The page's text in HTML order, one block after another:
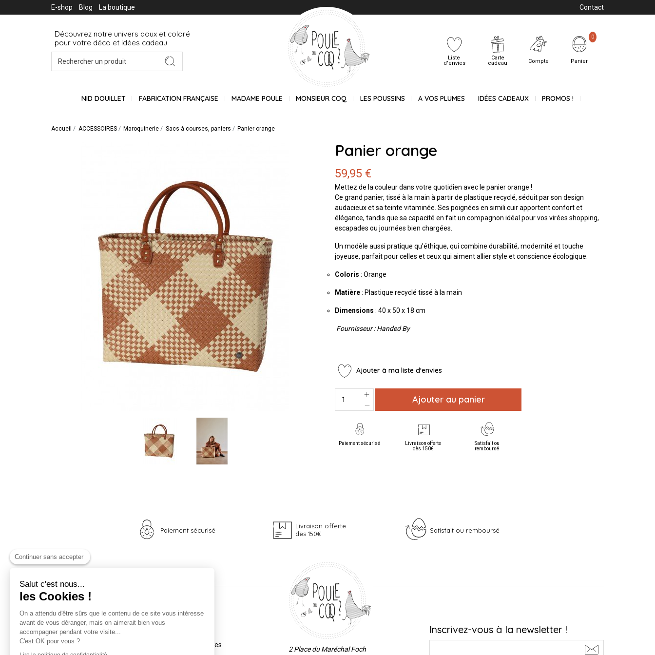
E-shop Blog La boutique Contact
Découvrez notre univers doux et coloré
pour votre déco et idées cadeau
Liste
d'envies
Carte
cadeau
Compte Panier
0
NID DOUILLET FABRICATION FRANÇAISE MADAME POULE MONSIEUR COQ LES POUSSINS A VOS PLUMES IDÉES CADEAUX PROMOS !
Accueil ACCESSOIRES Maroquinerie Sacs à courses, paniers Panier orange
Panier orange
59,95 €
Mettez de la couleur dans votre quotidien avec le panier orange !
Ce grand panier, tissé à la main à partir de plastique recyclé, séduit par son design
audacieux et sa teinte vitaminée. Ses poignées en simili cuir apportent confort et
élégance, tandis que sa capacité en fait un compagnon idéal pour vos virées shopping,
escapades ou journées bien chargées.
Un modèle aussi pratique qu’éthique, qui combine durabilité, modernité et touche
joyeuse, parfait pour celles et ceux qui aiment allier style et conscience écologique.
Coloris : Orange
Matière: Plastique recyclé tissé à la main
Dimensions : 40 x 50 x 18 cm
Fournisseur : Handed By
Ajouter à ma liste d'envies
Ajouter au panier
Paiement sécurisé
Livraison offerte
dès 150€
Satisfait ou
remboursé
Paiement sécurisé
Livraison offerte
dès 150€
Satisfait ou remboursé
Nos univers
Nid douillet
Madame Poule
Monsieur Coq
Informations
La boutique
Coordonnées et horaires
2 Place du Maréchal Foch
Inscrivez-vous à la newsletter !
Continuer sans accepter
Salut c'est nous...
les Cookies !
On a attendu d'être sûrs que le contenu de ce site vous intéresse
avant de vous déranger, mais on aimerait bien vous
accompagner pendant votre visite...
C'est OK pour vous ?